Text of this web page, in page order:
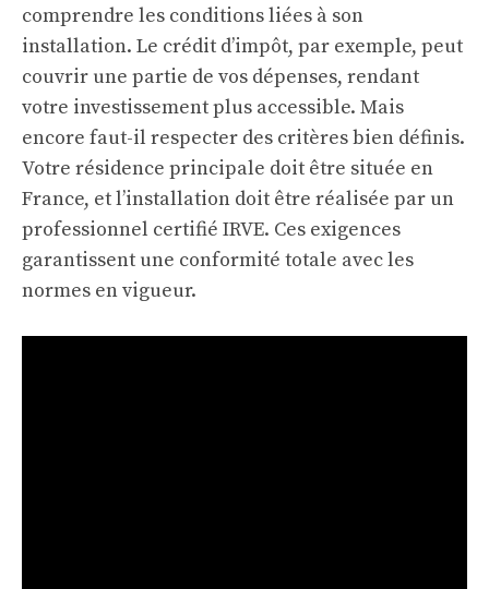
comprendre les conditions liées à son
installation. Le crédit d’impôt, par exemple, peut
couvrir une partie de vos dépenses, rendant
votre investissement plus accessible. Mais
encore faut-il respecter des critères bien définis.
Votre résidence principale doit être située en
France, et l’installation doit être réalisée par un
professionnel certifié IRVE. Ces exigences
garantissent une conformité totale avec les
normes en vigueur.